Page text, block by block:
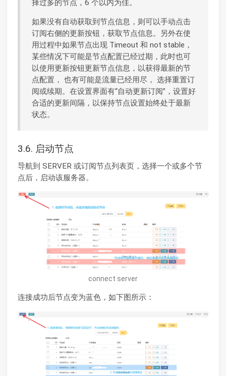
择过多的节点，6 个以内为佳。
如果没有自动获取到节点信息，则可以手动点击
订阅右侧的更新按钮，获取节点信息。另外在使
用过程中如果节点出现 Timeout 和 not stable，
某些情况下可能是节点配置已经过期，此时也可
以使用更新按钮更新节点信息，以获得最新的节
点配置， 也有可能是流量已经用尽， 选择重置订
阅或续期。在设置界面有“自动更新订阅”，设置好
合适的更新间隔，以保持节点设置始终处于最新
状态。
3.6. 启动节点
导航到 SERVER 或订阅节点列表页，选择一个或多个节
点后，启动该服务器。
connect server
连接成功后节点变为蓝色，如下图所示：